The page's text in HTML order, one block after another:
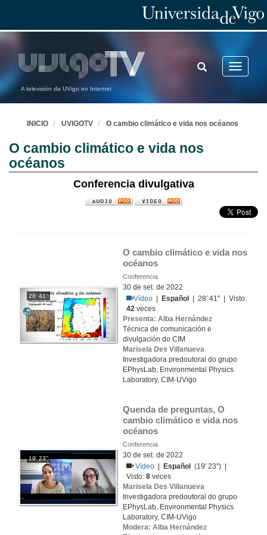
A televisión da UVigo en Internet
Toggle
TOGGLE
SEARCH
INICIO UVIGOTV O cambio climático e vida nos océanos
O cambio climático e vida nos
océanos
Conferencia divulgativa
28' 41''
O cambio climático e vida nos
océanos
Conferencia
30 de set. de 2022
Vídeo
Español
| 28' 41'' | Visto:
42 veces
Presenta: Alba Hernández
Técnica de comunicación e
divulgación do CIM
Marisela Des Villanueva
Investigadora predoutoral do grupo
EPhysLab, Environmental Physics
Laboratory, CIM-UVigo
19' 23''
Quenda de preguntas, O
cambio climático e vida nos
océanos
Conferencia
30 de set. de 2022
Vídeo
Español
(19' 23'') |
Visto:8 veces
Marisela Des Villanueva
Investigadora predoutoral do grupo
EPhysLab, Environmental Physics
Laboratory, CIM-UVigo
Modera: Alba Hernández